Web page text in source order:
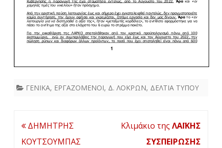
σπίτια
μας
και
πρόκειται
ΓΕΝΙΚΑ, ΕΡΓΑΖΟΜΕΝΟΙ, Δ. ΛΟΚΡΩΝ, ΔΕΛΤΙΑ ΤΥΠΟΥ
Πλοήγηση
άρθρων
ΔΗΜΗΤΡΗΣ
ΚΟΥΤΣΟΥΜΠΑΣ
Κλιμάκιο της ΛΑΪΚΗΣ
ΣΥΣΠΕΙΡΩΣΗΣ